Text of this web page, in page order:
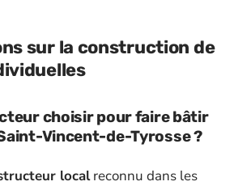
sur la construction de
choisir pour faire bâtir
Vincent-de-Tyrosse ?
localreconnu dans les